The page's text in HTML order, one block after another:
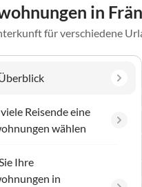
in
für verschiedene
Reisende eine
wählen
Ihre
in